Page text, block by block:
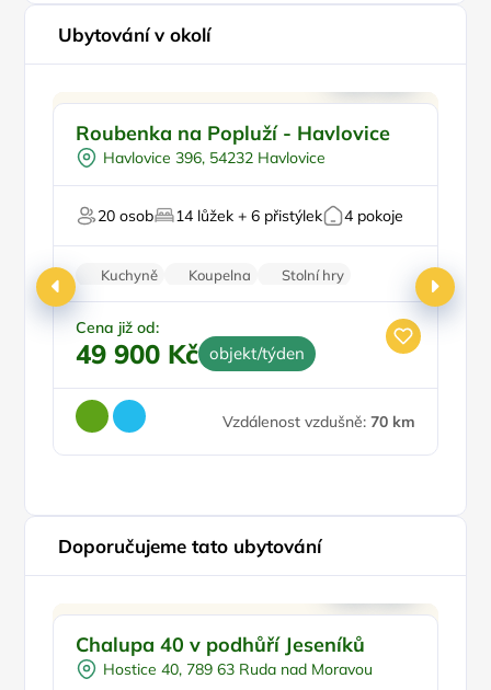
Ubytování v okolí
Pro skupiny
Na samotě
U lesa
Na horách
Roubenka na Popluží - Havlovice
Havlovice 396, 54232 Havlovice
20 osob 14 lůžek + 6 přistýlek 4 pokoje
Kuchyně Koupelna
Stolní hry
Nekuřácký objekt
Parkování zdarma
Cena již od:
49 900 Kč objekt/týden
Vzdálenost vzdušně: 70 km
Doporučujeme tato ubytování
Koupací sud
Vířivka
Doporučujeme
Chalupa 40 v podhůří Jeseníků
Hostice 40, 789 63 Ruda nad Moravou